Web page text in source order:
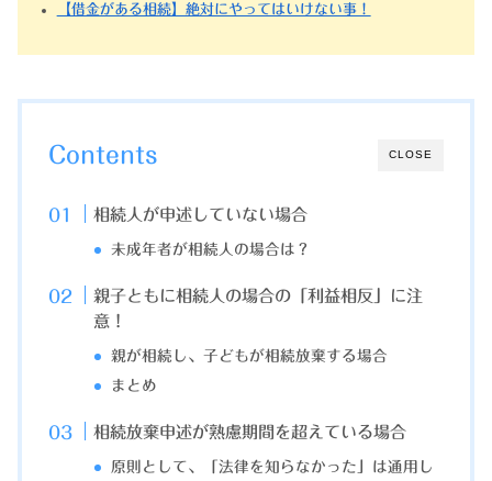
【借金がある相続】絶対にやってはいけない事！
CLOSE
Contents
相続人が申述していない場合
未成年者が相続人の場合は？
親子ともに相続人の場合の「利益相反」に注
意！
親が相続し、子どもが相続放棄する場合
まとめ
相続放棄申述が熟慮期間を超えている場合
原則として、「法律を知らなかった」は通用し